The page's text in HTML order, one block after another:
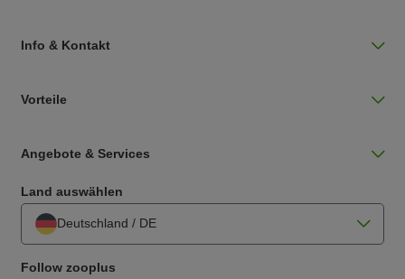
Info & Kontakt
Vorteile
Angebote & Services
Land auswählen
Deutschland / DE
Follow zooplus